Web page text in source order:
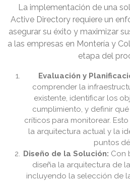
La implementación de una
Active Directory requiere un
asegurar su éxito y maximizar
a las empresas en Montería y
etapa del
Evaluación y
comprender la
existente, identificar los
cumplimiento, y definir
críticos para monitorear.
la arquitectura actual y la
puntos
Diseño de la Solución: Con
diseña la arquitectura de
incluyendo la selección de